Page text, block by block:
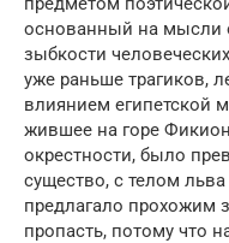
основанный на мысли
зыбкости
уже раньше трагиков,
влиянием египетской
жившее на горе
окрестности, было
существо, с телом
предлагало прохожим
пропасть, потому что